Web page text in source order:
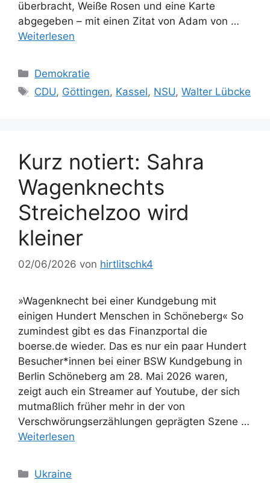
überbracht, Weiße Rosen und eine Karte
abgegeben – mit einen Zitat von Adam von …
Weiterlesen
Kategorien
Demokratie
Schlagwörter
CDU, Göttingen, Kassel, NSU,Walter Lübcke
Kurz notiert: Sahra
Wagenknechts
Streichelzoo wird
kleiner
02/06/2026 von hirtlitschk4
»Wagenknecht bei einer Kundgebung mit
einigen Hundert Menschen in Schöneberg« So
zumindest gibt es das Finanzportal die
boerse.de wieder. Das es nur ein paar Hundert
Besucher*innen bei einer BSW Kundgebung in
Berlin Schöneberg am 28. Mai 2026 waren,
zeigt auch ein Streamer auf Youtube, der sich
mutmaßlich früher mehr in der von
Verschwörungserzählungen geprägten Szene …
Weiterlesen
Kategorien
Ukraine